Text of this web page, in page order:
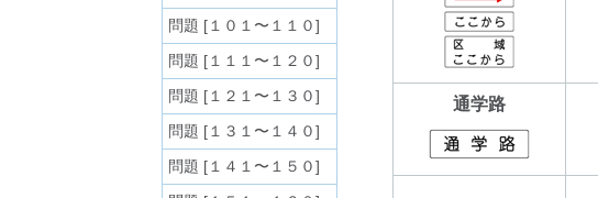
通学路
問題 [１０１〜１１０]
問題 [１１１〜１２０]
問題 [１２１〜１３０]
問題 [１３１〜１４０]
問題 [１４１〜１５０]